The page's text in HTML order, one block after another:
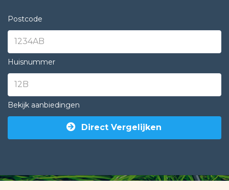
Postcode
Huisnummer
Bekijk aanbiedingen
Direct Vergelijken